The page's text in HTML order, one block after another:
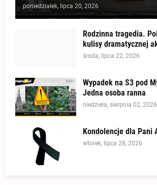
poniedziałek, lipca 20, 2026
Rodzinna tragedia.
kulisy dramatycznej
środa, lipca 22, 2026
Wypadek na S3 pod
Jedna osoba ranna
niedziela, sierpnia 02, 2026
Kondolencje dla Pani
wtorek, lipca 28, 2026